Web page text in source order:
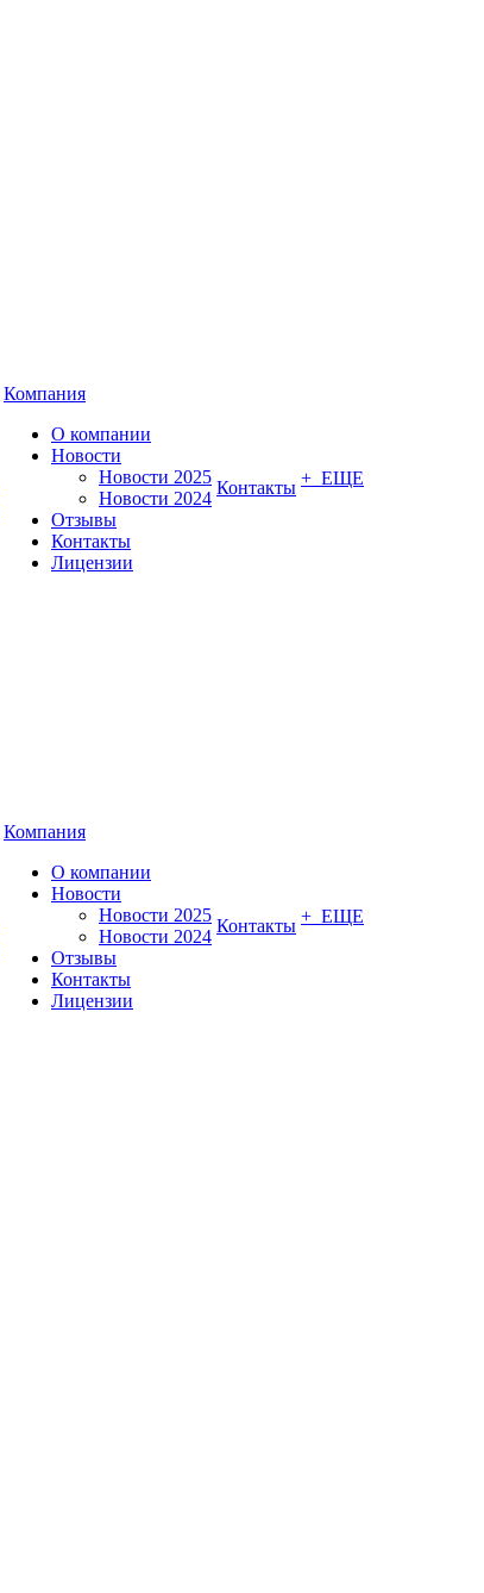
Компания
О компании
Новости
Новости 2025
Новости 2024
Отзывы
Контакты
Лицензии
Контакты + ЕЩЕ
Компания
О компании
Новости
Новости 2025
Новости 2024
Отзывы
Контакты
Лицензии
Контакты + ЕЩЕ